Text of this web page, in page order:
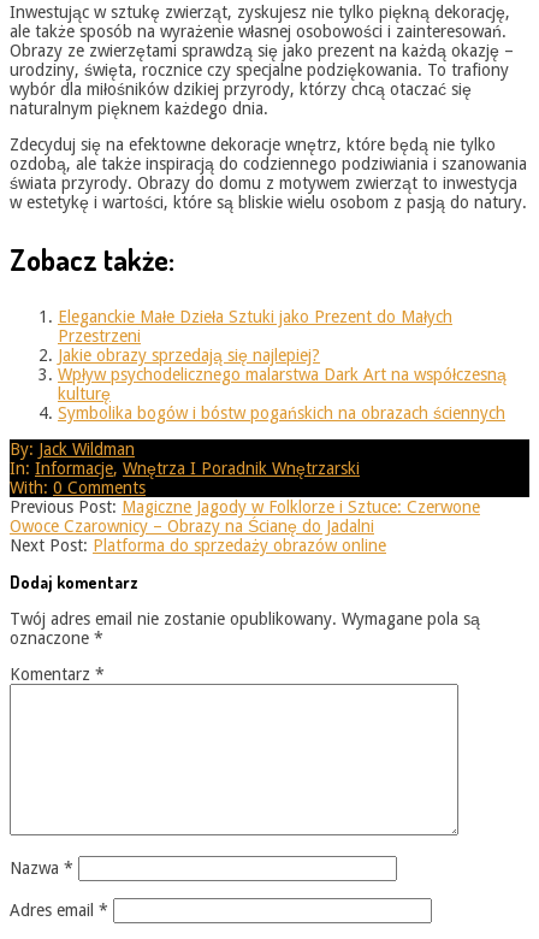
Inwestując w sztukę zwierząt, zyskujesz nie tylko piękną dekorację,
ale także sposób na wyrażenie własnej osobowości i zainteresowań.
Obrazy ze zwierzętami sprawdzą się jako prezent na każdą okazję –
urodziny, święta, rocznice czy specjalne podziękowania. To trafiony
wybór dla miłośników dzikiej przyrody, którzy chcą otaczać się
naturalnym pięknem każdego dnia.
Zdecyduj się na efektowne dekoracje wnętrz, które będą nie tylko
ozdobą, ale także inspiracją do codziennego podziwiania i szanowania
świata przyrody. Obrazy do domu z motywem zwierząt to inwestycja
w estetykę i wartości, które są bliskie wielu osobom z pasją do natury.
Zobacz także:
Eleganckie Małe Dzieła Sztuki jako Prezent do Małych
Przestrzeni
Jakie obrazy sprzedają się najlepiej?
Wpływ psychodelicznego malarstwa Dark Art na współczesną
kulturę
Symbolika bogów i bóstw pogańskich na obrazach ściennych
2025-
08-
25
By: Jack Wildman
In: Informacje, Wnętrza I Poradnik Wnętrzarski
With: 0 Comments
Previous Post: Magiczne Jagody w Folklorze i Sztuce: Czerwone
Owoce Czarownicy – Obrazy na Ścianę do Jadalni
Next Post: Platforma do sprzedaży obrazów online
Dodaj komentarz
Twój adres email nie zostanie opublikowany. Wymagane pola są
oznaczone *
Komentarz *
Nazwa *
Adres email *